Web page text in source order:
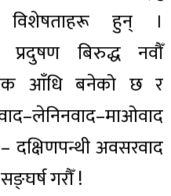
विशेषताहरू हुन् ।
बिरुद्ध नवौँ
आँधि बनेको छ र
दक्षिणपन्थी अवसरवाद
गरौँ !